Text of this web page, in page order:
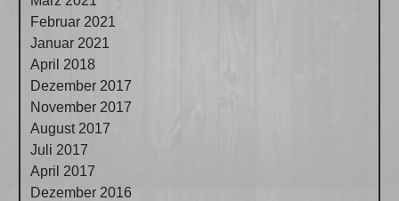
Februar 2021
Januar 2021
April 2018
Dezember 2017
November 2017
August 2017
Juli 2017
April 2017
Dezember 2016